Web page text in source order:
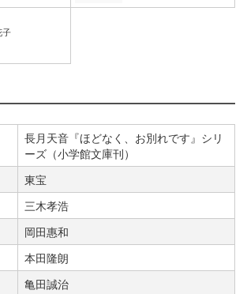
子
長月天音『ほどなく、お別れです』シリ
ーズ（小学館文庫刊）
東宝
三木孝浩
岡田惠和
本田隆朗
亀田誠治